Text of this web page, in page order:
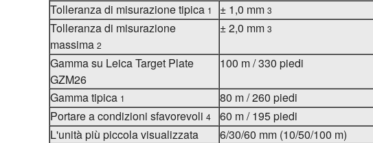
Tolleranza di misurazione tipica 1 ± 1,0 mm 3
Tolleranza di misurazione
massima 2
± 2,0 mm 3
Gamma su Leica Target Plate
GZM26
100 m / 330 piedi
Gamma tipica 1
80 m / 260 piedi
Portare a condizioni sfavorevoli 4
60 m / 195 piedi
L'unità più piccola visualizzata
6/30/60 mm (10/50/100 m)